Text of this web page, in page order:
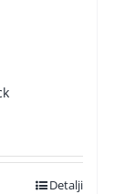
Detalji